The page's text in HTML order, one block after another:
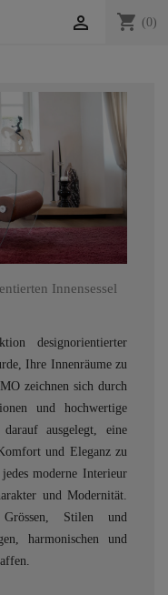
shopping_cart (0)

Innensessel
designorientierter
Ihre Innenräume zu
zeichnen sich durch
und hochwertige
ausgelegt, eine
und Eleganz zu
moderne Interieur
und Modernität.
Stilen und
harmonischen und